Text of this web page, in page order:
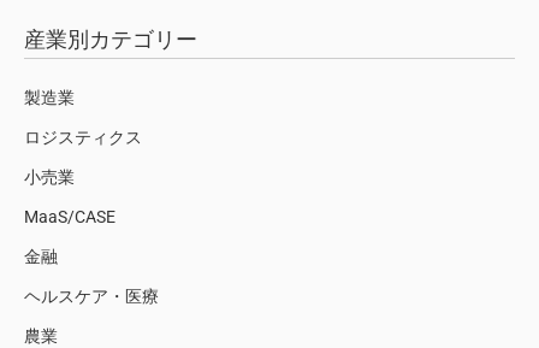
産業別カテゴリー
製造業
ロジスティクス
小売業
MaaS/CASE
金融
ヘルスケア・医療
農業